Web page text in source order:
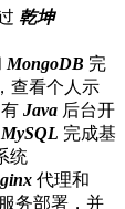
乾坤
MongoDB 完
查看个人示
Java 后台开
MySQL 完成基
统
代理和
服务部署，并